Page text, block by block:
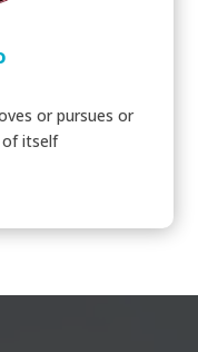
or pursues or
of itself